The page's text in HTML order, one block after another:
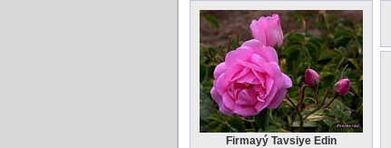
Firmayý Tavsiye Edin